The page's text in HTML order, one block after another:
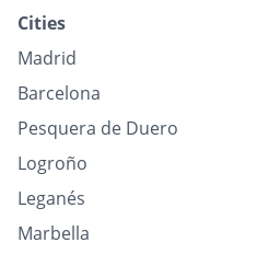
Cities
Madrid
Barcelona
Pesquera de Duero
Logroño
Leganés
Marbella